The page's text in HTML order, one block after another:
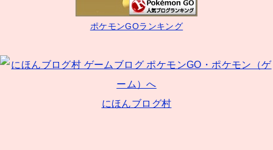
ポケモンGOランキング
にほんブログ村